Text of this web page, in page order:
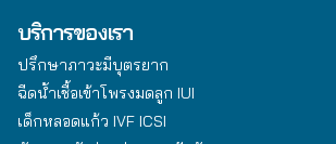
บริการของเรา
ปรึกษาภาวะมีบุตรยาก
ฉีดน้ำเชื้อเข้าโพรงมดลูก IUI
เด็กหลอดแก้ว IVF ICSI